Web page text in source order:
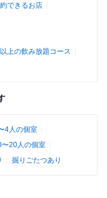
できるお店
上の飲み放題コース
4人の個室
〜20人の個室
掘りごたつあり